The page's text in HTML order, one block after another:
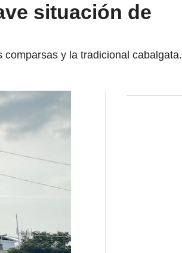
situación de
y la tradicional cabalgata.